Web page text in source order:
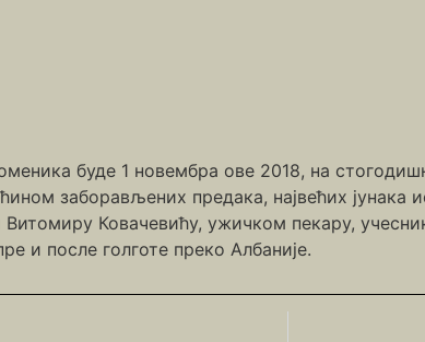
буде 1 новембра ове 2018, на
заборављених предака, највећих
Ковачевићу, ужичком пекару,
и после голготе преко Албаније.